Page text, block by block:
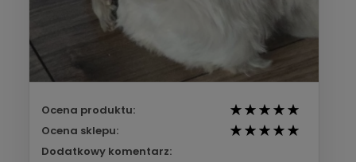
Ocena produktu:
Ocena sklepu:
Dodatkowy komentarz: